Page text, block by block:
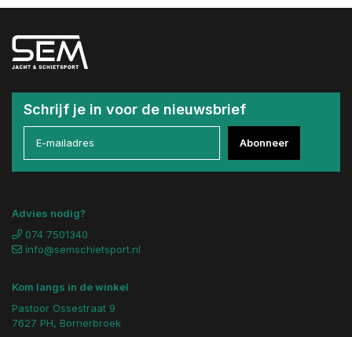
Schrijf je in voor de nieuwsbrief
Abonneer
Advies nodig?
074 7501340
info@semschietsport.nl
Kom langs in de winkel
Pastoor Ossestraat 9
7627 PH, Bornerbroek